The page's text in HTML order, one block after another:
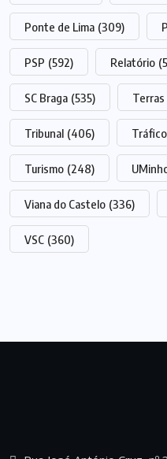
Ponte de Lima (309)
PSP (592) Relatório
SC Braga (535)
Tribunal (406)
Turismo (248)
Viana do Castelo (336)
VSC (360)